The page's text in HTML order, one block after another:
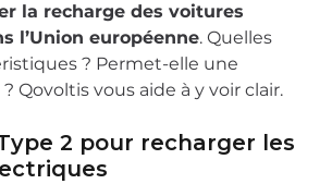
la recharge des voitures
l’Union européenne. Quelles
? Permet-elle une
Qovoltis vous aide à y voir clair.
2 pour recharger les